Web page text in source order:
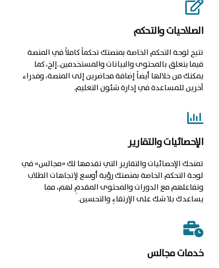
الصلاحيات والتحكم
تتيح لوحة التحكم الخاصة بمنصتك تحكماً كاملاً في المنصة
فيما يتعلق بالمحتوى والبيانات والمستخدمين..إلخ، كما
يمكنك من خلالها أيضاً إضافة محاضرين إلى المنصة، ومدراء
آخرين للمساعدة في إدارة شئون التعليم.
الإحصائيات والتقارير
تمنحك الإحصائيات والتقارير التي تقدمها لك «مجالس» في
لوحة التحكم الخاصة بمنصتك رؤية أوسع لإتجاهات الطلاب
وتفاعلهم مع الدورات والمحتوى المقدمِ لهم، مما
يساعدك بلا شك على الإرتقاءِ والتحسين.
خدمات مجالس